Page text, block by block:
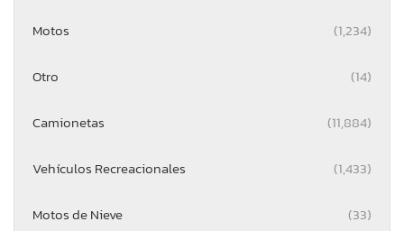
Motos (1,234)
Otro (14)
Camionetas (11,884)
Vehículos Recreacionales (1,433)
Motos de Nieve (33)